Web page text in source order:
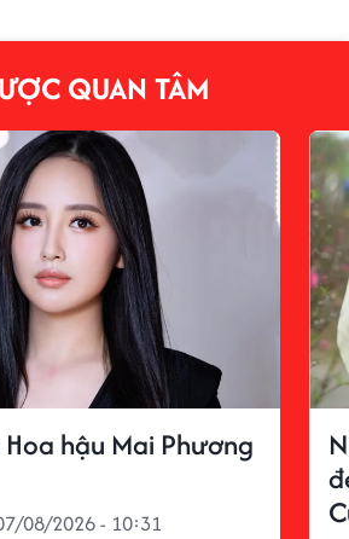
QUAN TÂM
hậu Mai Phương
08/2026 - 10:31